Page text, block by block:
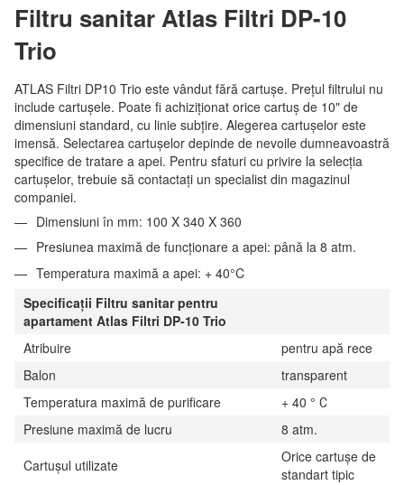
Filtru sanitar Atlas Filtri DP-10
Trio
ATLAS Filtri DP10 Trio este vândut fără cartușe. Prețul filtrului nu
include cartușele. Poate fi achiziționat orice cartuș de 10" de
dimensiuni standard, cu linie subțire. Alegerea cartușelor este
imensă. Selectarea cartușelor depinde de nevoile dumneavoastră
specifice de tratare a apei. Pentru sfaturi cu privire la selecția
cartușelor, trebuie să contactați un specialist din magazinul
companiei.
Dimensiuni în mm: 100 X 340 X 360
Presiunea maximă de funcționare a apei: până la 8 atm.
Temperatura maximă a apei: + 40°C
Specificații Filtru sanitar pentru
apartament Atlas Filtri DP-10 Trio
Atribuire
pentru apă rece
Balon
transparent
Temperatura maximă de purificare
+ 40 ° С
Presiune maximă de lucru
8 atm.
Cartuşul utilizate
Orice cartuşe de
standart tipic